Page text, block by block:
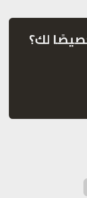
لك؟